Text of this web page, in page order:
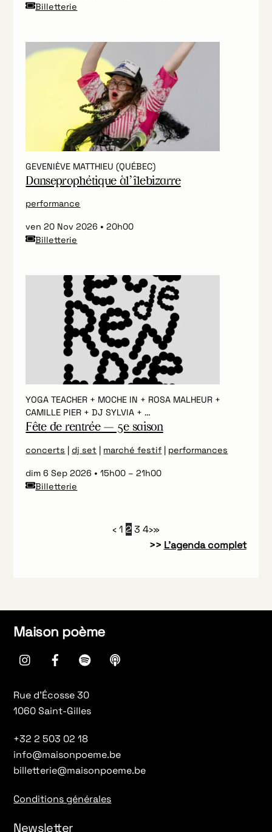
Billetterie
GEVENIÈVE MATTHIEU (QUÉBEC)
Danseprophétique àl’îlebizarre
performance
ven 20 Nov 2026
20h00
Billetterie
YOGA TEACHER + MOCHE IN + ROSA MALHEUR +
CAMILLE PIER + DJ SYLVIA + …
Fête de rentrée — 5e saison
concerts |dj set | marché festif | performances
dim 6 Sep 2026 15h00 –21h00
Billetterie
‹1 2 3 4›»
>> L’agenda complet
Maison poème
instagramFacebookspotify
Rue d’Écosse 30
1060 Saint-Gilles
+32 2 503 02 18
info@maisonpoeme.be
billetterie@maisonpoeme.be
Conditions générales
Newsletter